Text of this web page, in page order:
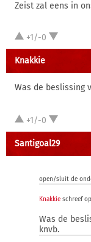
Zeist zal eens in
+1/-0
Knakkie
Was de beslissing
+1/-0
Santigoal29
open/sluit de
Knakkie schreef op
Was de
knvb.